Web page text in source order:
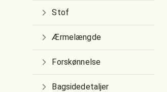
Stof
Ærmelængde
Forskønnelse
Bagsidedetaljer